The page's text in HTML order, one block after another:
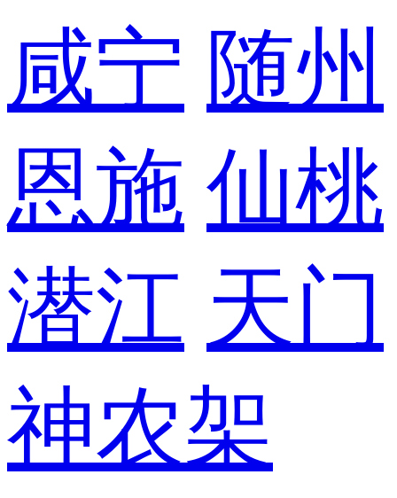
咸宁 随州
恩施 仙桃
潜江 天门
神农架